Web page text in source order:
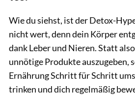
Wie du siehst, ist der Detox-
nicht wert, denn dein Körper
dank Leber und Nieren. Statt
unnötige Produkte auszugeben,
Ernährung Schritt für Schritt
trinken und dich regelmäßig